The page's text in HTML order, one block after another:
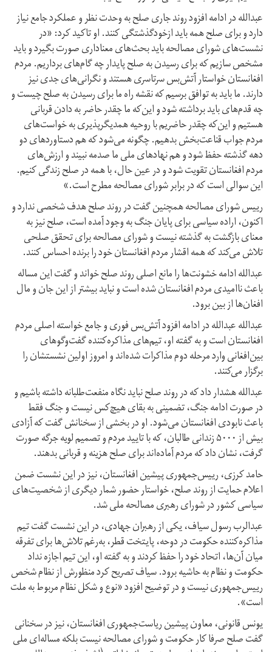
عبدالله در ادامه افزود روند جاری صلح به وحدت نظر و عملکرد جامع نیاز
دارد و برای صلح همه باید ازخودگذشتگی کنند. او تاکید کرد: «در
نشست‌های شورای مصالحه باید بحث‌های معناداری صورت بگیرد و باید
مشخص سازیم که برای رسیدن به صلح پایدار چه گام‌های برداریم. مردم
افغانستان خواستار آتش‌بس سرتاسری هستند و نگرانی‌های جدی نیز
دارند. ما باید به توافق برسیم که نقشه راه ما برای رسیدن به صلح چیست و
چه قدم‌های باید برداشته شود و این‌که ما چقدر حاضر به دادن قربانی
هستیم و این‌که چقدر حاضریم با روحیه همدیگر‌پذیری به خواست‌های
مردم جواب قناعت‌بخش بدهیم. چگونه می‌شود که هم دستاوردهای دو
دهه گذشته حفظ شود و هم نهادهای ملی ما صدمه نبیند و ارزش‌های
مردم افغانستان تقویت شود و در عین حال، با همه در صلح زندگی کنیم.
این سوالی است که در برابر شورای مصالحه مطرح است.»
رییس شورای مصالحه همچنین گفت در روند صلح هدف شخصی ندارد و
اکنون، اراده سیاسی برای پایان جنگ به وجود آمده است، صلح نیز به
معنای بازگشت به گذشته نیست و شورای مصالحه برای تحقق صلحی
تلاش می‌کند که همه اقشار مردم افغانستان خود را برنده احساس کنند.
عبدالله ادامه خشونت‌ها را مانع اصلی روند صلح خواند و گفت این مساله
باعث ناامیدی مردم افغانستان شده است و نباید بیشتر از این جان و مال
افغان‌ها از بین برود.
عبدالله عبدالله در ادامه افزود آتش‌بس فوری و جامع خواسته اصلی مردم
افغانستان است و به گفته او، تیم‌های مذاکره‌کننده گفت‌وگوهای
بین‌افغانی وارد مرحله دوم مذاکرات شده‌اند و امروز اولین نشستشان را
برگزار می‌کنند.
عبدالله هشدار داد که در روند صلح نباید نگاه منفعت‌طلبانه داشته باشیم و
در صورت ادامه جنگ، تضمینی به بقای هیچ‌کس نیست و جنگ فقط
باعث نابودی افغانستان می‌شود. او در بخشی از سخنانش گفت که آزادی
بیش از ۵۰۰۰ زندانی طالبان، که با تایید مردم و تصمیم لویه جرگه صورت
گرفت، نشان داد که مردم آماده‌اند برای صلح هزینه و قربانی بدهند.
حامد کرزی، رییس‌جمهوری پیشین افغانستان، نیز در این نشست ضمن
اعلام حمایت از روند صلح، خواستار حضور شمار دیگری از شخصیت‌های
سیاسی کشور در شورای رهبری مصالحه ملی شد.
عبدالرب رسول سیاف، یکی از رهبران جهادی، در این نشست گفت تیم
مذاکره‌کننده حکومت در دوحه، پایتخت قطر، به‌رغم تلاش‌ها برای تفرقه
میان آن‌ها، اتحاد خود را حفظ کردند و به گفته او، این تیم اجازه نداد
حکومت و نظام به حاشیه برود. سیاف تصریح کرد منظورش از نظام شخص
رییس‌جمهوری نیست و در توضیح افزود «نوع و شکل نظام مربوط به ملت
است».
یونس قانونی، معاون پیشین ریاست‌جمهوری افغانستان، نیز در سخنانی
گفت صلح صرفا کار حکومت و شورای مصالحه نیست بلکه مساله‌ای ملی